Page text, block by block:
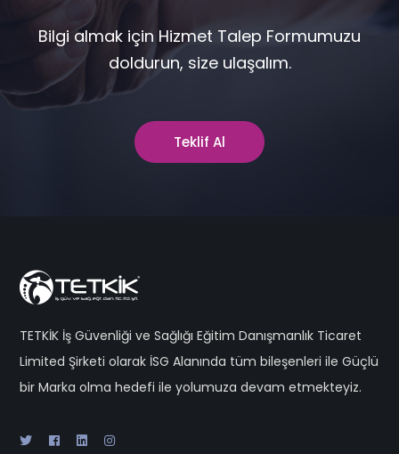
Bilgi almak için Hizmet Talep Formumuzu
doldurun, size ulaşalım.
Teklif Al
TETKİK İş Güvenliği ve Sağlığı Eğitim Danışmanlık Ticaret
Limited Şirketi olarak İSG Alanında tüm bileşenleri ile Güçlü
bir Marka olma hedefi ile yolumuza devam etmekteyiz.